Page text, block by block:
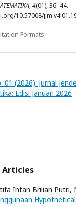
,4(01), 36–44.
10.57008/
Formats
01 (2026): Jurnal
Edisi Januari 2026
Articles
Intan Brilian Putri,